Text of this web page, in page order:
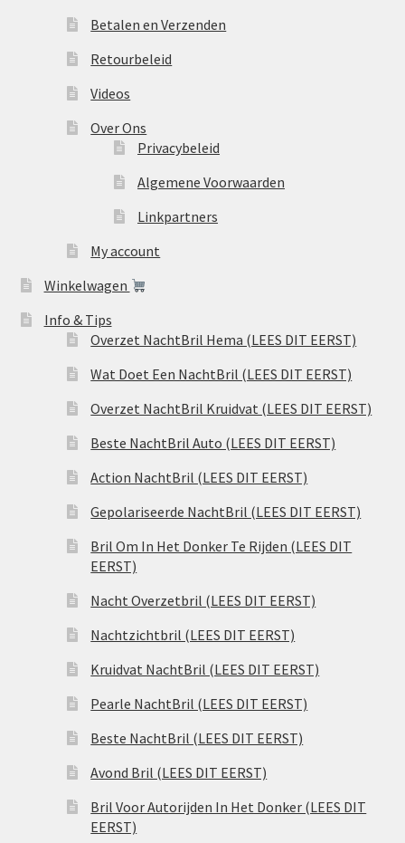
Betalen en Verzenden
Retourbeleid
Videos
Over Ons
Privacybeleid
Algemene Voorwaarden
Linkpartners
My account
Winkelwagen
Info & Tips
Overzet NachtBril Hema (LEES DIT EERST)
Wat Doet Een NachtBril (LEES DIT EERST)
Overzet NachtBril Kruidvat (LEES DIT EERST)
Beste NachtBril Auto (LEES DIT EERST)
Action NachtBril (LEES DIT EERST)
Gepolariseerde NachtBril (LEES DIT EERST)
Bril Om In Het Donker Te Rijden (LEES DIT
EERST)
Nacht Overzetbril (LEES DIT EERST)
Nachtzichtbril (LEES DIT EERST)
Kruidvat NachtBril (LEES DIT EERST)
Pearle NachtBril (LEES DIT EERST)
Beste NachtBril (LEES DIT EERST)
Avond Bril (LEES DIT EERST)
Bril Voor Autorijden In Het Donker (LEES DIT
EERST)